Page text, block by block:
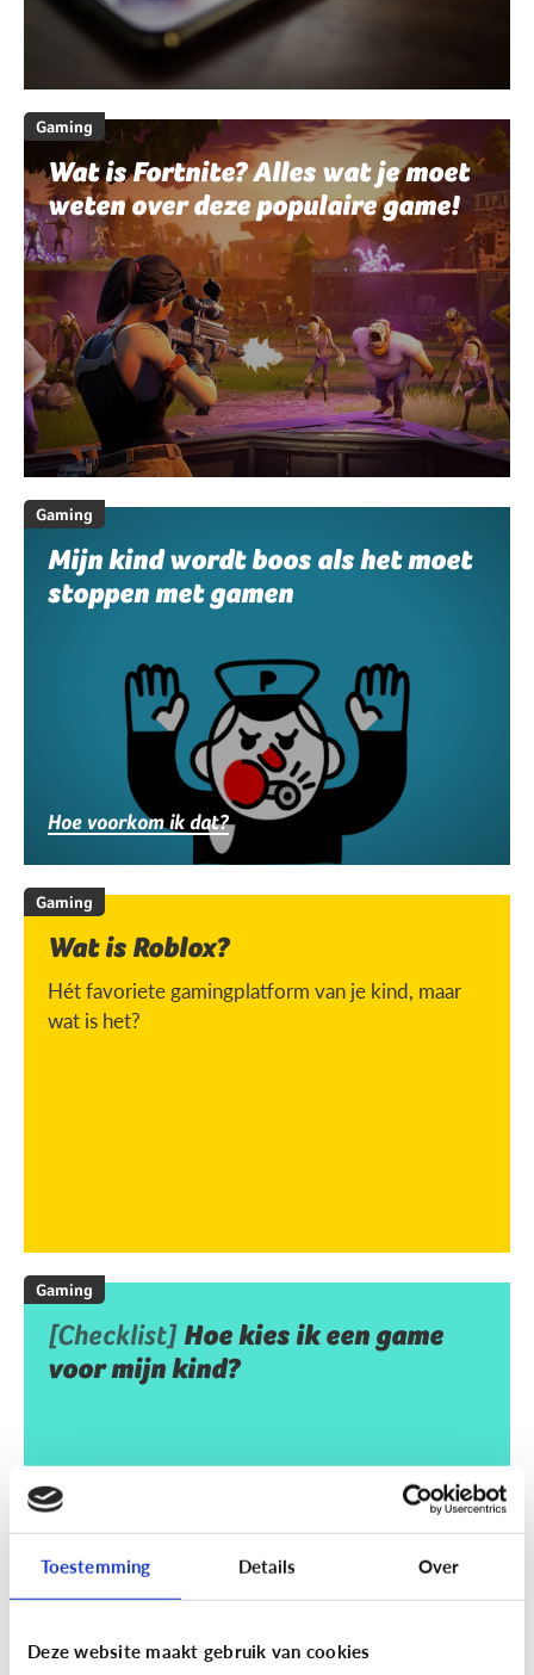
Toestemming Details Over
Deze website maakt gebruik van cookies
Gaming
Wat is Fortnite? Alles wat je moet
weten over deze populaire game!
Gaming
Mijn kind wordt boos als het moet
stoppen met gamen
Hoe voorkom ik dat?
Gaming
Wat is Roblox?
Hét favoriete gamingplatform van je kind, maar
wat is het?
Gaming
[Checklist] Hoe kies ik een game
voor mijn kind?